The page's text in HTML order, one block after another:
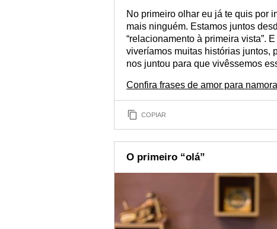
No primeiro olhar eu já te quis por
mais ninguém. Estamos juntos
“relacionamento à primeira vista”.
viveríamos muitas histórias juntos,
nos juntou para que vivêssemos
Confira frases de amor para
COPIAR
O primeiro “olá”